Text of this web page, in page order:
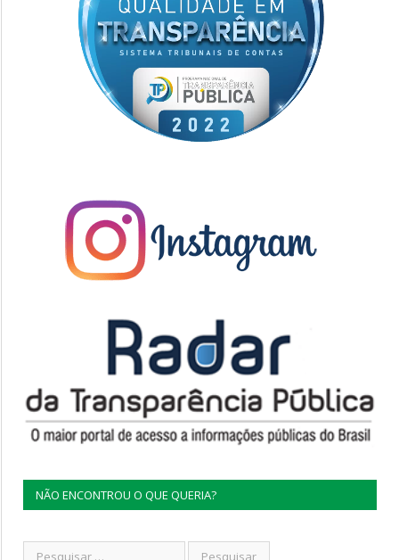
NÃO ENCONTROU O QUE QUERIA?